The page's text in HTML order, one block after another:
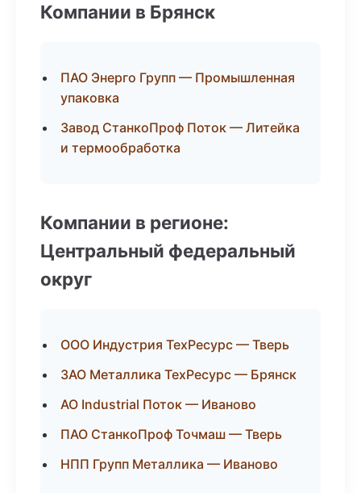
Компании в Брянск
ПАО Энерго Групп — Промышленная
упаковка
Завод СтанкоПроф Поток — Литейка
и термообработка
Компании в регионе:
Центральный федеральный
округ
ООО Индустрия ТехРесурс — Тверь
ЗАО Металлика ТехРесурс — Брянск
АО Industrial Поток — Иваново
ПАО СтанкоПроф Точмаш — Тверь
НПП Групп Металлика — Иваново